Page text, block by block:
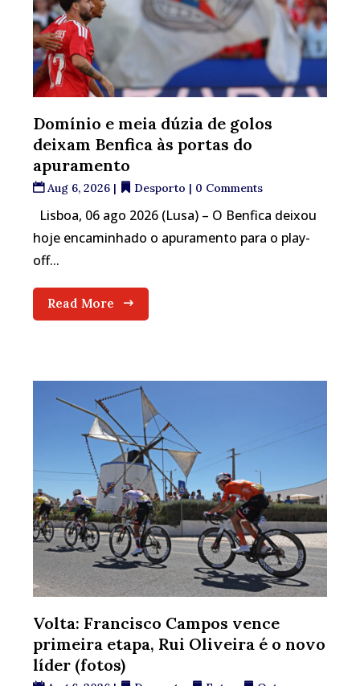
Domínio e meia dúzia de golos
deixam Benfica às portas do
apuramento
Aug 6, 2026 | Desporto | 0 Comments
Lisboa, 06 ago 2026 (Lusa) – O Benfica deixou
hoje encaminhado o apuramento para o play-
off...
Read More
Volta: Francisco Campos vence
primeira etapa, Rui Oliveira é o novo
líder (fotos)